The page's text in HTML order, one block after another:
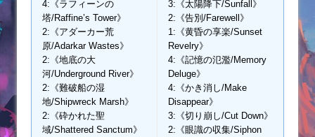
4:《ラフィーンの
塔/Raffine’s Tower》
2:《アダーカー荒
原/Adarkar Wastes》
2:《地底の大
河/Underground River》
2:《難破船の湿
地/Shipwreck Marsh》
2:《砕かれた聖
域/Shattered Sanctum》
3:《太陽降下/Sunfall》
2:《告別/Farewell》
1:《黄昏の享楽/Sunset
Revelry》
4:《記憶の氾濫/Memory
Deluge》
4:《かき消し/Make
Disappear》
3:《切り崩し/Cut Down》
2:《眼識の収集/Siphon